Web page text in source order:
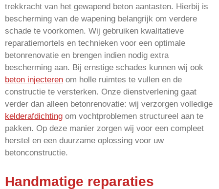
trekkracht van het gewapend beton aantasten. Hierbij is
bescherming van de wapening belangrijk om verdere
schade te voorkomen. Wij gebruiken kwalitatieve
reparatiemortels en technieken voor een optimale
betonrenovatie en brengen indien nodig extra
bescherming aan. Bij ernstige schades kunnen wij ook
beton injecteren om holle ruimtes te vullen en de
constructie te versterken. Onze dienstverlening gaat
verder dan alleen betonrenovatie: wij verzorgen volledige
kelderafdichting om vochtproblemen structureel aan te
pakken. Op deze manier zorgen wij voor een compleet
herstel en een duurzame oplossing voor uw
betonconstructie.
Handmatige reparaties